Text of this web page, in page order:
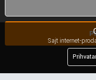
Sajt internet-